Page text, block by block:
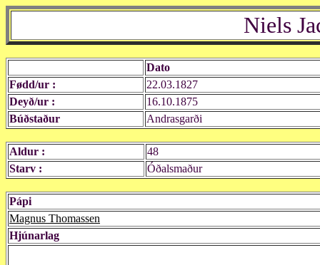
Niels
Dato
Fødd/ur :
22.03.1827
Deyð/ur :
16.10.1875
Búðstaður
Andrasgarði
Aldur :
48
Starv :
Óðalsmaður
Pápi
Magnus Thomassen
Hjúnarlag